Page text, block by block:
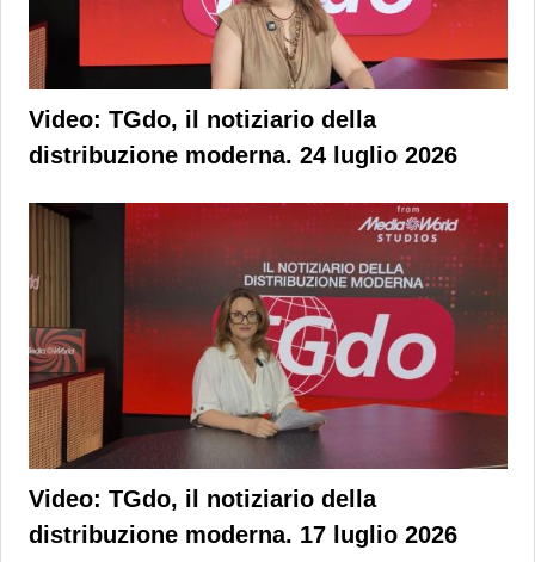
Video: TGdo, il notiziario della
distribuzione moderna. 24 luglio 2026
Video: TGdo, il notiziario della
distribuzione moderna. 17 luglio 2026